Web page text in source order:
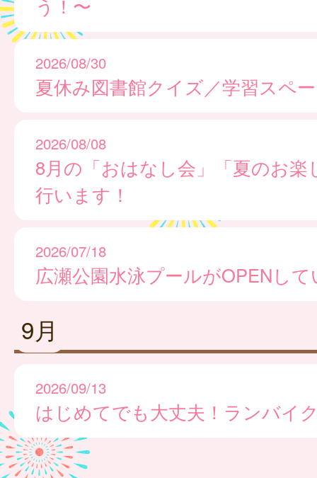
う！〜
2026/08/30
夏休み図書館クイズ／学習スペ
2026/08/08
8月の「おはなし会」「夏のお楽
行います！
2026/07/18
広瀬公園水泳プールがOPENし
9月
2026/09/13
はじめてでも大丈夫！ランバイ